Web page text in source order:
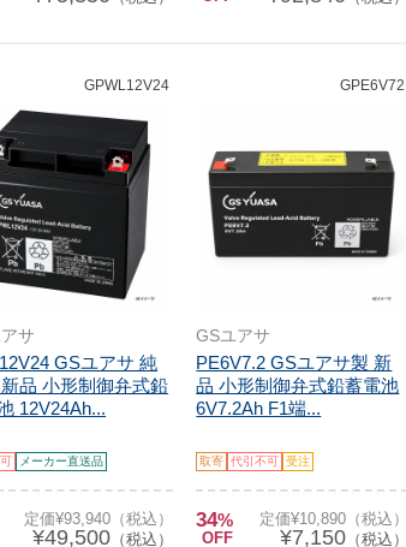
GPWL12V24
サ
GSユアサ 純
品 小形制御弁式鉛
12V24Ah...
メーカー直送品
定価¥93,940（税込）
¥49,500（税込）
GPE6V72
GSユアサ
PE6V7.2 GSユアサ製 新
品 小形制御弁式鉛蓄電池
6V7.2Ah F1端...
取寄 代引不可 受注
34%
OFF
定価¥10,890（税込）
¥7,150（税込）